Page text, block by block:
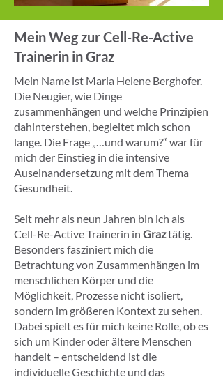
Mein Weg zur Cell-Re-Active
Trainerin in Graz
Mein Name ist Maria Helene Berghofer.
Die Neugier, wie Dinge
zusammenhängen und welche Prinzipien
dahinterstehen, begleitet mich schon
lange. Die Frage „…und warum?“ war für
mich der Einstieg in die intensive
Auseinandersetzung mit dem Thema
Gesundheit.
Seit mehr als neun Jahren bin ich als
Cell-Re-Active Trainerin in Graztätig.
Besonders fasziniert mich die
Betrachtung von Zusammenhängen im
menschlichen Körper und die
Möglichkeit, Prozesse nicht isoliert,
sondern im größeren Kontext zu sehen.
Dabei spielt es für mich keine Rolle, ob es
sich um Kinder oder ältere Menschen
handelt – entscheidend ist die
individuelle Geschichte und das